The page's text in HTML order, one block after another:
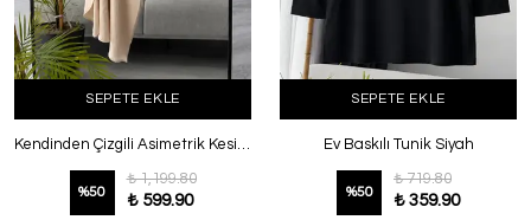
SEPETE EKLE
Kendinden Çizgili Asimetrik Kesim Oversıze Panço Bej
%50
₺ 1,199.80
₺ 599.90
SEPETE EKLE
Ev Baskılı Tunik Siyah
%50
₺ 719.80
₺ 359.90